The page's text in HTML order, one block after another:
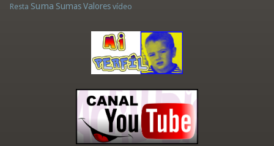
Resta Suma Sumas Valores vídeo